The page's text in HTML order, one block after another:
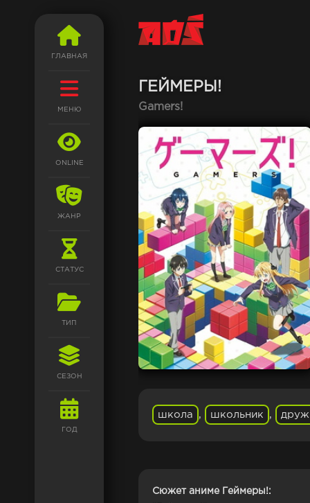
ГЛАВНАЯ
МЕНЮ
ONLINE
ЖАНР
СТАТУС
ТИП
СЕЗОН
ГОД
ГЕЙМЕРЫ!
Gamers!
школа , школьник ,
Сюжет аниме Геймеры!: